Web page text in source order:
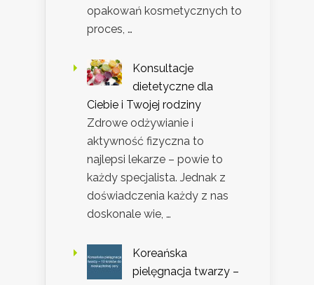
opakowań kosmetycznych to
proces, …
Konsultacje
dietetyczne dla
Ciebie i Twojej rodziny
Zdrowe odżywianie i
aktywność fizyczna to
najlepsi lekarze – powie to
każdy specjalista. Jednak z
doświadczenia każdy z nas
doskonale wie, …
Koreańska
pielęgnacja twarzy –